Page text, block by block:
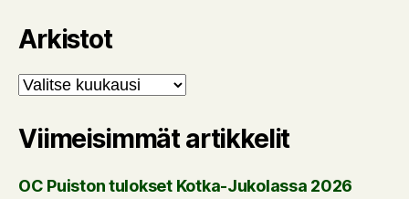
Arkistot
Arkistot
Viimeisimmät artikkelit
OC Puiston tulokset Kotka-Jukolassa 2026